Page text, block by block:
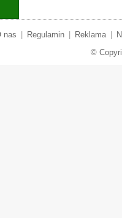
nas Regulamin Reklama
©